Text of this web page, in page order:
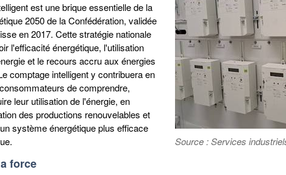
Source : Services
est une brique essentielle de la
2050 de la Confédération, validée
en 2017. Cette stratégie nationale
l'efficacité énergétique, l'utilisation
et le recours accru aux énergies
comptage intelligent y contribuera en
de comprendre,
leur utilisation de l'énergie, en
des productions renouvelables et
système énergétique plus efficace
force